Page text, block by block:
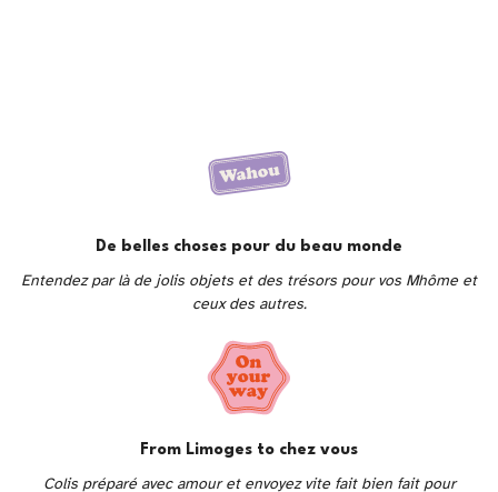
De belles choses pour du beau monde
Entendez par là de jolis objets et des trésors pour vos Mhôme et
ceux des autres.
From Limoges to chez vous
Colis préparé avec amour et envoyez vite fait bien fait pour